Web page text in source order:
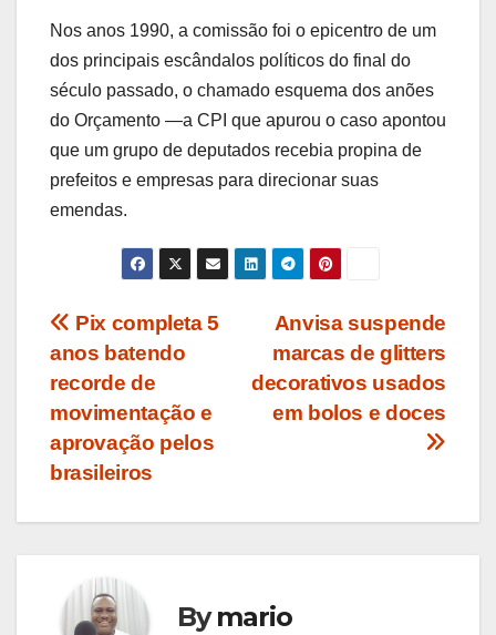
Nos anos 1990, a comissão foi o epicentro de um
dos principais escândalos políticos do final do
século passado, o chamado esquema dos anões
do Orçamento —a CPI que apurou o caso apontou
que um grupo de deputados recebia propina de
prefeitos e empresas para direcionar suas
emendas.
Navegação
de
Post
Anvisa suspende
marcas de glitters
decorativos usados
em bolos e doces
Pix completa 5
anos batendo
recorde de
movimentação e
aprovação pelos
brasileiros
Bymario